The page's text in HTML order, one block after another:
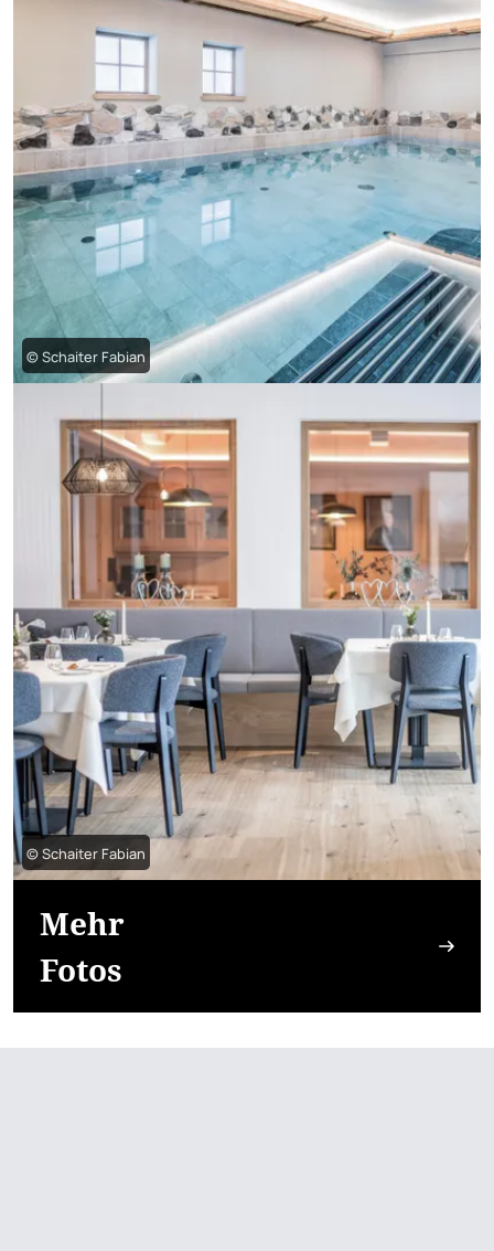
© Schaiter Fabian
© Schaiter Fabian
Mehr
Fotos